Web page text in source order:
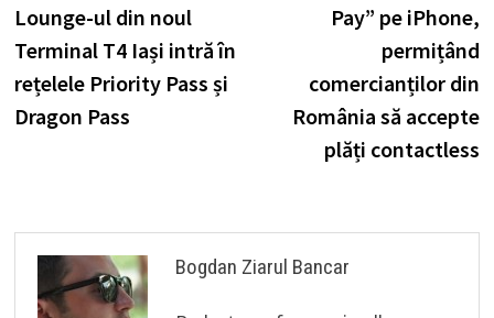
Lounge-ul din noul
Terminal T4 Iași intră în
rețelele Priority Pass și
Dragon Pass
Pay” pe iPhone,
permițând
comercianților din
România să accepte
plăți contactless
Bogdan Ziarul Bancar